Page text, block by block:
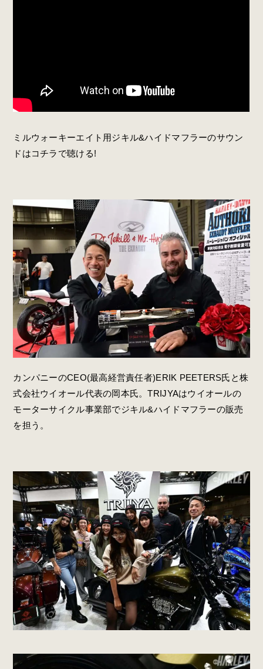
ミルウォーキーエイト用ジキル&ハイドマフラーのサウン
ドはコチラで聴ける!
カンパニーのCEO(最高経営責任者)ERIK PEETERS氏と株
式会社ウイオール代表の岡本氏。TRIJYAはウイオールの
モーターサイクル事業部でジキル&ハイドマフラーの販売
を担う。